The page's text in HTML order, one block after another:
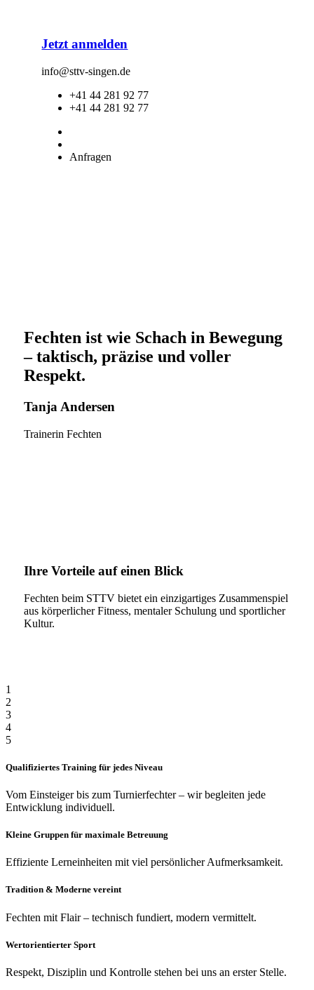
Jetzt anmelden
info@sttv-singen.de
+41 44 281 92 77
+41 44 281 92 77
Anfragen
Fechten ist wie Schach in Bewegung
– taktisch, präzise und voller
Respekt.
Tanja Andersen
Trainerin Fechten
Ihre Vorteile auf einen Blick
Fechten beim STTV bietet ein einzigartiges Zusammenspiel
aus körperlicher Fitness, mentaler Schulung und sportlicher
Kultur.
1
2
3
4
5
Qualifiziertes Training für jedes Niveau
Vom Einsteiger bis zum Turnierfechter – wir begleiten jede
Entwicklung individuell.
Kleine Gruppen für maximale Betreuung
Effiziente Lerneinheiten mit viel persönlicher Aufmerksamkeit.
Tradition & Moderne vereint
Fechten mit Flair – technisch fundiert, modern vermittelt.
Wertorientierter Sport
Respekt, Disziplin und Kontrolle stehen bei uns an erster Stelle.